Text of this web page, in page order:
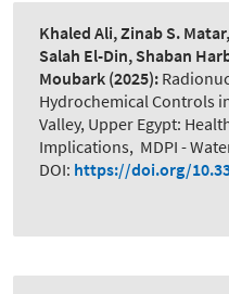
Khaled Ali, Zinab S.
Salah El-Din, Shaban
Moubark (2025):
Hydrochemical Controls
Valley, Upper Egypt:
Implications, MDPI -
DOI: https://doi.org/